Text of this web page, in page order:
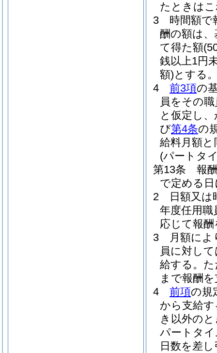
たときは
3
時間額で
酬の額は
て得た額
銭以上1円
額)とする
4
前3項の
員をその
と仮定し
び第4条の
給料月額
(パートタ
第13条
報
で定める
2
日額又
年度任用
応じて報
3
月額に
員に対し
給する。
まで報酬
4
前項の規
から支給
き以外の
パートタ
日数を差